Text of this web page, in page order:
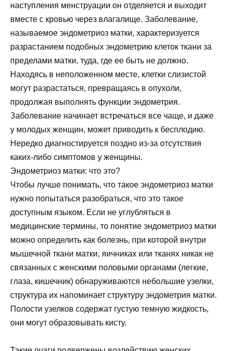
наступления менструации он отделяется и выходит
вместе с кровью через влагалище. Заболевание,
называемое эндометриоз матки, характеризуется
разрастанием подобных эндометрию клеток ткани за
пределами матки, туда, где ее быть не должно.
Находясь в неположенном месте, клетки слизистой
могут разрастаться, превращаясь в опухоли,
продолжая выполнять функции эндометрия.
Заболевание начинает встречаться все чаще, и даже
у молодых женщин, может приводить к бесплодию.
Нередко диагностируется поздно из-за отсутствия
каких-либо симптомов у женщины.
Эндометриоз матки: что это?
Чтобы лучше понимать, что такое эндометриоз матки
нужно попытаться разобраться, что это такое
доступным языком. Если не углубляться в
медицинские термины, то понятие эндометриоз матки
можно определить как болезнь, при которой внутри
мышечной ткани матки, яичниках или тканях никак не
связанных с женскими половыми органами (легкие,
глаза, кишечник) обнаруживаются небольшие узелки,
структура их напоминает структуру эндометрия матки.
Полости узелков содержат густую темную жидкость,
они могут образовывать кисту.